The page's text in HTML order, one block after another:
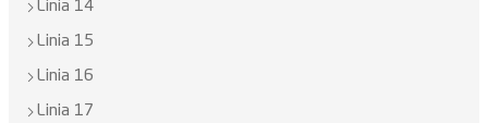
Linia 14
Linia 15
Linia 16
Linia 17